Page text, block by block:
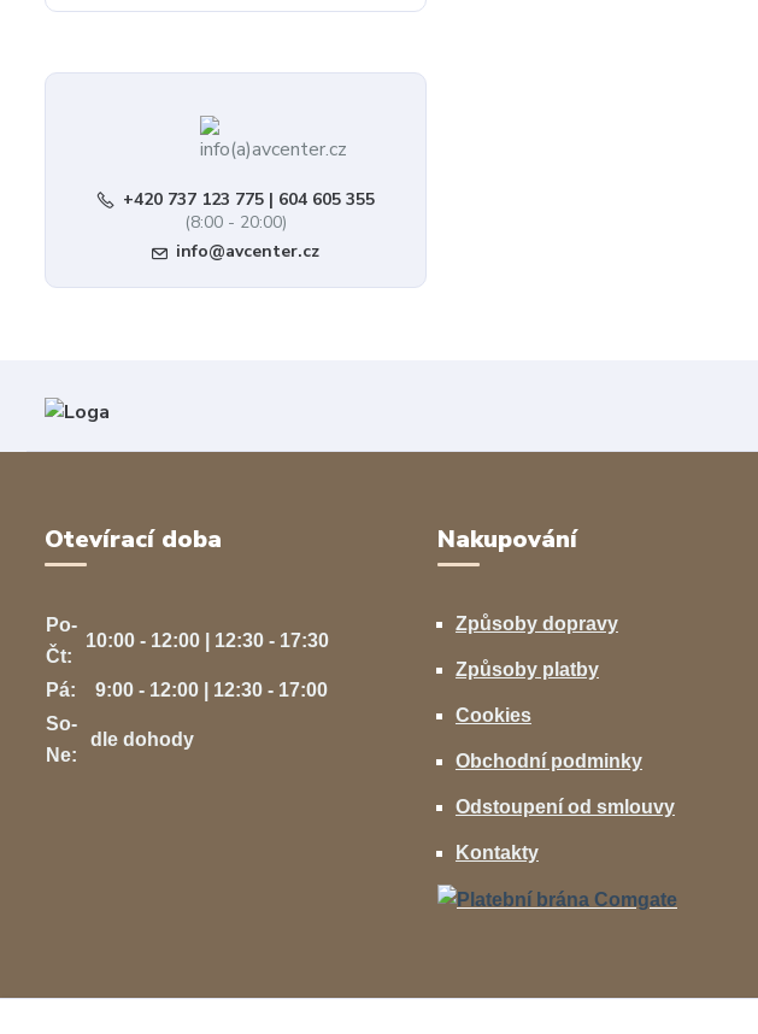
+420 737 123 775 | 604 605 355
(8:00 - 20:00)
info@avcenter.cz
Otevírací doba
Po-
Čt:
10:00 - 12:00 | 12:30 - 17:30
Pá:
9:00 - 12:00 | 12:30 - 17:00
So-
Ne:
dle dohody
Nakupování
Způsoby dopravy
Způsoby platby
Cookies
Obchodní podminky
Odstoupení od smlouvy
Kontakty